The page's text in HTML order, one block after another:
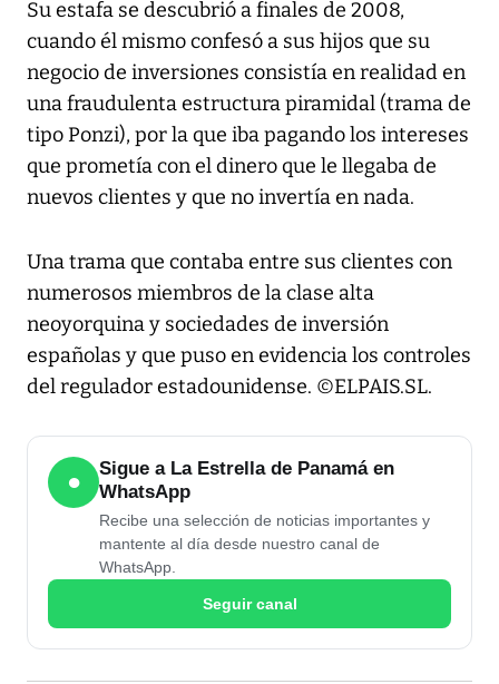
Su estafa se descubrió a finales de 2008,
cuando él mismo confesó a sus hijos que su
negocio de inversiones consistía en realidad en
una fraudulenta estructura piramidal (trama de
tipo Ponzi), por la que iba pagando los intereses
que prometía con el dinero que le llegaba de
nuevos clientes y que no invertía en nada.
Una trama que contaba entre sus clientes con
numerosos miembros de la clase alta
neoyorquina y sociedades de inversión
españolas y que puso en evidencia los controles
del regulador estadounidense. ©ELPAIS.SL.
●
Sigue a La Estrella de Panamá en
WhatsApp
Recibe una selección de noticias importantes y
mantente al día desde nuestro canal de
WhatsApp.
Seguir canal